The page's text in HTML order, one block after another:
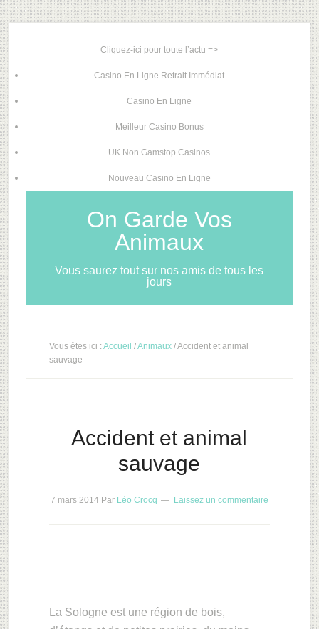
Cliquez-ici pour toute l’actu =>
Casino En Ligne Retrait Immédiat
Casino En Ligne
Meilleur Casino Bonus
UK Non Gamstop Casinos
Nouveau Casino En Ligne
On Garde Vos
Animaux
Vous saurez tout sur nos amis de tous les
jours
Vous êtes ici : Accueil /Animaux/ Accident et animal
sauvage
Accident et animal
sauvage
7 mars 2014Par Léo Crocq Laissez un commentaire
La Sologne est une région de bois,